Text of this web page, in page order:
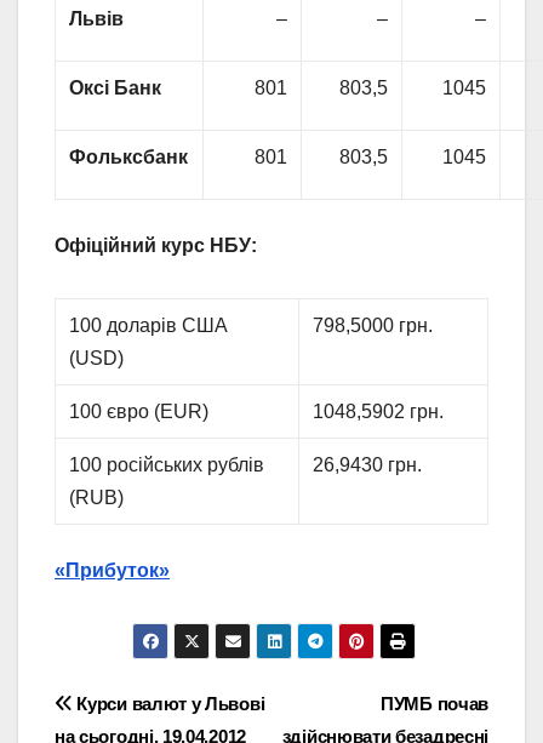
Львів – – –
Оксі Банк 801 803,5 1045
Фольксбанк 801 803,5 1045
Офіційний курс НБУ:
100 доларів США
(USD)
798,5000 грн.
100 євро (EUR) 1048,5902 грн.
100 російських рублів
(RUB)
26,9430 грн.
«Прибуток»
Навігація
ПУМБ почав
здійснювати безадресні
Курси валют у Львові
на сьогодні, 19.04.2012